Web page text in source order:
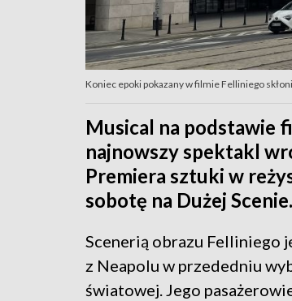
Koniec epoki pokazany w filmie Felliniego
Musical na podstawie
najnowszy spektakl
Premiera sztuki w
sobotę na Dużej Scenie.
Scenerią obrazu Felliniego
z Neapolu w przededniu
światowej. Jego